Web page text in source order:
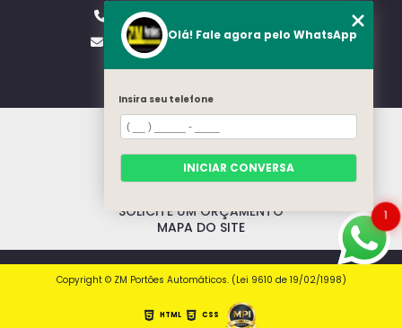
(11) 2143-4826
vendas.zmportoes@gmail.com
HOME
MODELOS
CONTATO
SOLICITE UM ORÇAMENTO
MAPA DO SITE
Copyright © ZM Portões Automáticos. (Lei 9610 de 19/02/1998)
HTML CSS
1
Olá! Fale agora pelo WhatsApp
Insira seu telefone
INICIAR CONVERSA